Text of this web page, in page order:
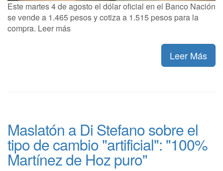
Este martes 4 de agosto el dólar oficial en el Banco Nación
se vende a 1.465 pesos y cotiza a 1.515 pesos para la
compra. Leer más
Leer Más
Maslatón a Di Stefano sobre el
tipo de cambio "artificial": "100%
Martínez de Hoz puro"